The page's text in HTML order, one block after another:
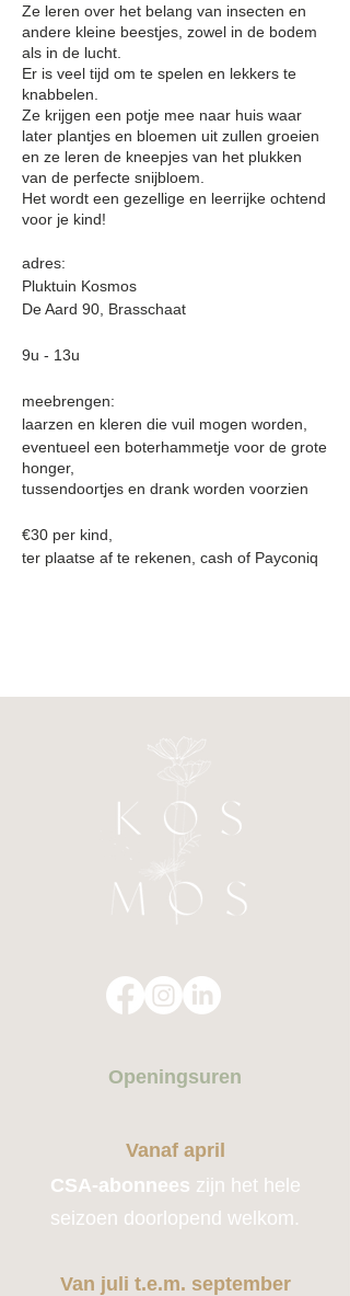
Ze leren over het belang van insecten en
andere kleine beestjes, zowel in de bodem
als in de lucht.
Er is veel tijd om te spelen en lekkers te
knabbelen.
Ze krijgen een potje mee naar huis waar
later plantjes en bloemen uit zullen groeien
en ze leren de kneepjes van het plukken
van de perfecte snijbloem.
Het wordt een gezellige en leerrijke ochtend
voor je kind!
adres:
Pluktuin Kosmos
De Aard 90, Brasschaat
9u - 13u
meebrengen:
laarzen en kleren die vuil mogen worden,
eventueel een boterhammetje voor de grote
honger,
tussendoortjes en drank worden voorzien
€30 per kind,
ter plaatse af te rekenen, cash of Payconiq
Openingsuren
Vanaf april
CSA-abonnees zijn het hele
seizoen doorlopend welkom.
Van juli t.e.m. september